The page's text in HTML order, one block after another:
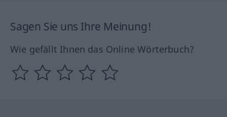
Sagen Sie uns Ihre Meinung!
Wie gefällt Ihnen das Online Wörterbuch?